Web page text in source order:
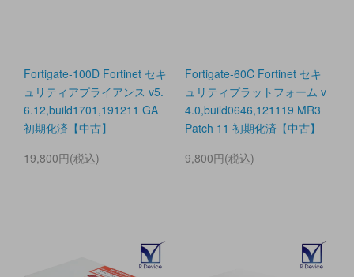
Fortigate-100D Fortinet セキ
ュリティアプライアンス v5.
6.12,build1701,191211 GA
初期化済【中古】
19,800円(税込)
Fortigate-60C Fortinet セキ
ュリティプラットフォーム v
4.0,build0646,121119 MR3
Patch 11 初期化済【中古】
9,800円(税込)